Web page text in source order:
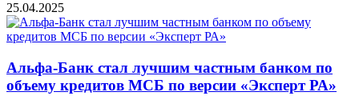
25.04.2025
Альфа-Банк стал лучшим частным банком по
объему кредитов МСБ по версии «Эксперт РА»